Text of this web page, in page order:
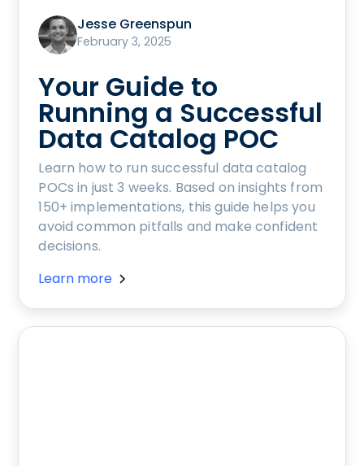
Jesse Greenspun
February 3, 2025
Your Guide to
Running a Successful
Data Catalog POC
Learn how to run successful data catalog
POCs in just 3 weeks. Based on insights from
150+ implementations, this guide helps you
avoid common pitfalls and make confident
decisions.
Learn more